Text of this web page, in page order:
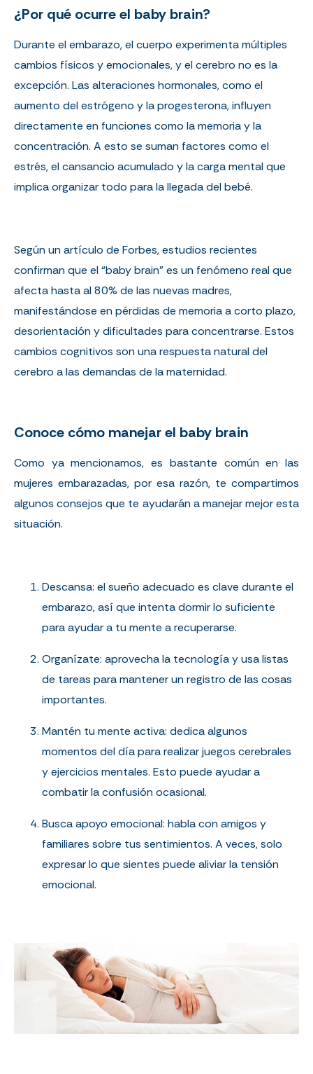
¿Por qué ocurre el baby brain?
Durante el embarazo, el cuerpo experimenta múltiples
cambios físicos y emocionales, y el cerebro no es la
excepción. Las alteraciones hormonales, como el
aumento del estrógeno y la progesterona, influyen
directamente en funciones como la memoria y la
concentración. A esto se suman factores como el
estrés, el cansancio acumulado y la carga mental que
implica organizar todo para la llegada del bebé.
Según un artículo de Forbes, estudios recientes
confirman que el “baby brain” es un fenómeno real que
afecta hasta al 80% de las nuevas madres,
manifestándose en pérdidas de memoria a corto plazo,
desorientación y dificultades para concentrarse. Estos
cambios cognitivos son una respuesta natural del
cerebro a las demandas de la maternidad.
Conoce cómo manejar el baby brain
Como ya mencionamos, es bastante común en las
mujeres embarazadas, por esa razón, te compartimos
algunos consejos que te ayudarán a manejar mejor esta
situación.
Descansa: el sueño adecuado es clave durante el
embarazo, así que intenta dormir lo suficiente
para ayudar a tu mente a recuperarse.
Organízate: aprovecha la tecnología y usa listas
de tareas para mantener un registro de las cosas
importantes.
Mantén tu mente activa: dedica algunos
momentos del día para realizar juegos cerebrales
y ejercicios mentales. Esto puede ayudar a
combatir la confusión ocasional.
Busca apoyo emocional: habla con amigos y
familiares sobre tus sentimientos. A veces, solo
expresar lo que sientes puede aliviar la tensión
emocional.